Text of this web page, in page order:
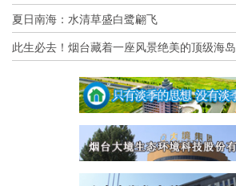
夏日南海：水清草盛白鹭翩飞
此生必去！烟台藏着一座风景绝美的顶级海岛